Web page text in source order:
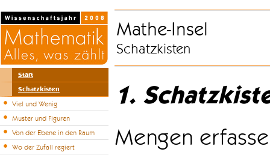
Start
Schatzkisten
Viel und Wenig
Muster und Figuren
Von der Ebene in den Raum
Wo der Zufall regiert
Mathe-Insel
Schatzkisten
1.
Mengen